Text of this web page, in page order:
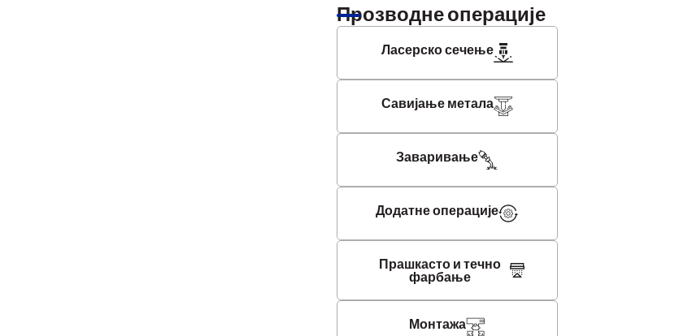
Прозводне операције
Ласерско сечење
Савијање метала
Заваривање
Додатне операције
Прашкасто и течно
фарбање
Монтажа